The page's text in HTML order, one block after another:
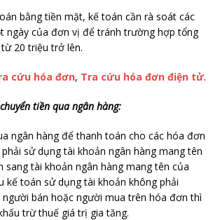
bằng tiền mặt, kế toán cần rà soát các
ngày của đơn vị để tránh trường hợp tổng
20 triệu trở lên.
cứu hóa đơn, Tra cứu hóa đơn điện tử.
tiền qua ngân hàng:
ngân hàng để thanh toán cho các hóa đơn
sử dụng tài khoản ngân hàng mang tên
sang tài khoản ngân hàng mang tên của
kế toán sử dụng tài khoản không phải
bán hoặc người mua trên hóa đơn thì
trừ thuế giá trị gia tăng.